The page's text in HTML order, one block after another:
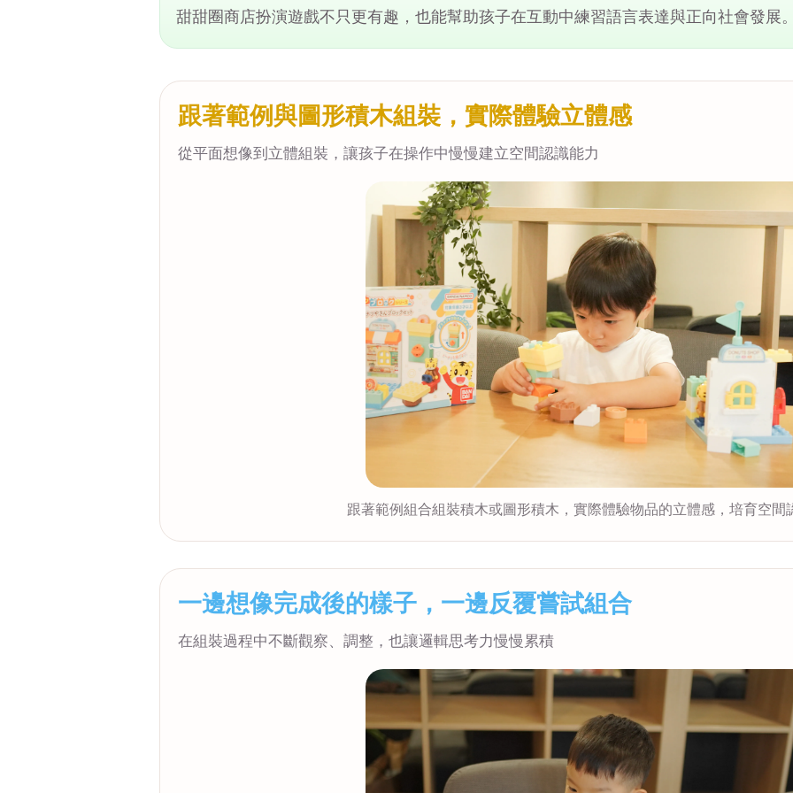
甜甜圈商店扮演遊戲不只更有趣，也能幫助孩子在互動中練習語言表達與正向社會發展
跟著範例與圖形積木組裝，實際體驗立體感
從平面想像到立體組裝，讓孩子在操作中慢慢建立空間認識能力
跟著範例組合組裝積木或圖形積木，實際體驗物品的立體感，培育空間
一邊想像完成後的樣子，一邊反覆嘗試組合
在組裝過程中不斷觀察、調整，也讓邏輯思考力慢慢累積